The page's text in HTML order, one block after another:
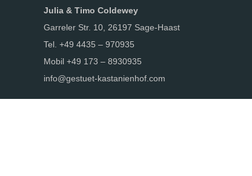
Julia & Timo Coldewey
Garreler Str. 10, 26197 Sage-Haast
Tel. +49 4435 – 970935
Mobil +49 173 – 8930935
info@gestuet-kastanienhof.com